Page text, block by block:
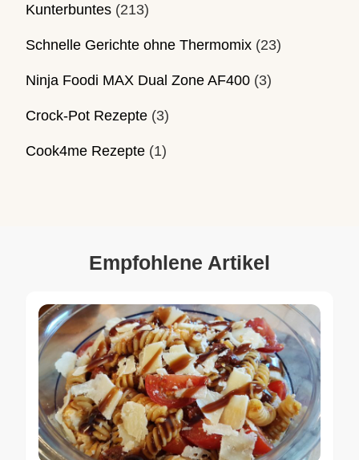
Kunterbuntes (213)
Schnelle Gerichte ohne Thermomix (23)
Ninja Foodi MAX Dual Zone AF400 (3)
Crock-Pot Rezepte (3)
Cook4me Rezepte (1)
Empfohlene Artikel